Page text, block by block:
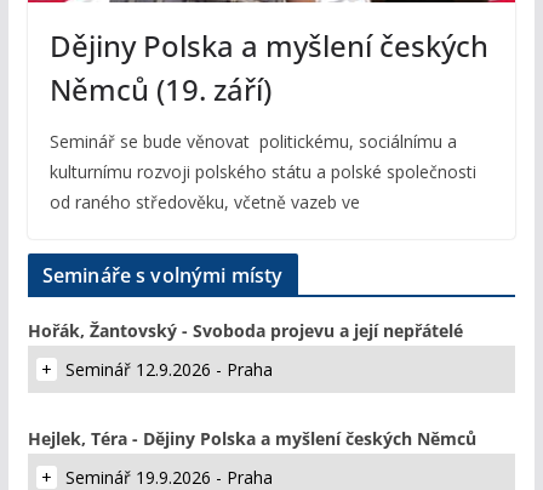
Dějiny Polska a myšlení českých
Němců (19. září)
Seminář se bude věnovat politickému, sociálnímu a
kulturnímu rozvoji polského státu a polské společnosti
od raného středověku, včetně vazeb ve
Semináře s volnými místy
Hořák, Žantovský - Svoboda projevu a její nepřátelé
Seminář 12.9.2026 - Praha
Hejlek, Téra - Dějiny Polska a myšlení českých Němců
Seminář 19.9.2026 - Praha